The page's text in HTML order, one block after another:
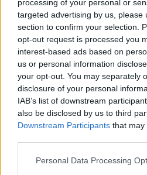
processing of your personal or
targeted advertising by us, please
section to confirm your selection.
opt-out request is processed you
interest-based ads based on
us or personal information
your opt-out. You may separately
disclosure of your personal
IAB’s list of downstream
also be disclosed by us to third
Downstream Participants that may
Personal Data Processing
P
A S A
D
P
A S M
A
P
O S A D
A
P
O M A D
A
A
M
O
A
M
A
O
D
A
A S
A